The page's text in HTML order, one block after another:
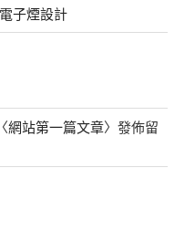
子煙設計
網站第一篇文章〉發佈留